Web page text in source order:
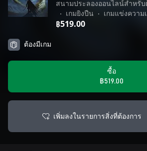
สนามประลองออนไลน์สำหรับ
•
เกมยิงปืน • เกมแข่งความ
฿519.00
ต้องมีเกม
ซื้อ
฿519.00
เพิ่มลงในรายการสิ่งที่ต้องการ